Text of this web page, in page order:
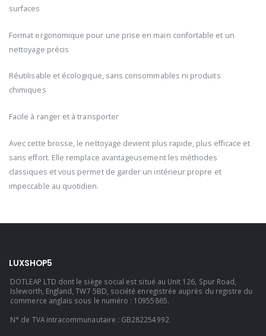
surfaces
Format ergonomique pour une prise en main confortable et un
nettoyage précis
Réutilisable et écologique, sans consommables ni produits
chimiques
Facile à ranger et à transporter
Avec cette brosse, le nettoyage devient plus rapide, plus efficace et
sans effort. Elle remplace avantageusement les méthodes
classiques et vous permet de garder un intérieur propre et
impeccable au quotidien.
LUXSHOP5
DOTLEAP LTD dont le siège social est situé au Unit 126, Spur Road,
Isleworth, England, TW7 5BD, société enregistrée auprès du registre du
commerce anglais sous le numéro : 10955865.
N° de TVA intracommunautaire : GB282254992